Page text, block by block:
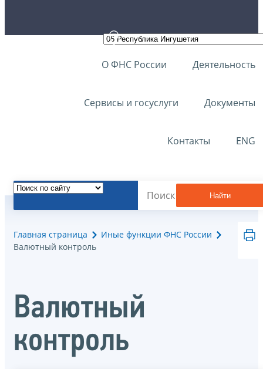
О ФНС России Деятельность
Сервисы и госуслуги Документы
Контакты ENG
Найти
Главная страница
Иные функции ФНС России
Валютный контроль
Валютный
контроль